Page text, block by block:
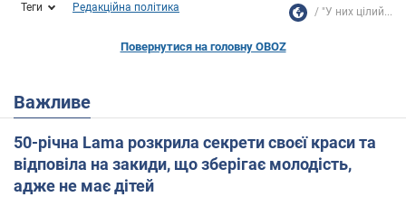
Теги Редакційна політика "У них цілий...
Повернутися на головну OBOZ
Важливе
50-річна Lama розкрила секрети своєї краси та
відповіла на закиди, що зберігає молодість,
адже не має дітей